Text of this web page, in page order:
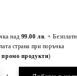
над 99.00 лв. +
страна при поръчка
промо продукти)